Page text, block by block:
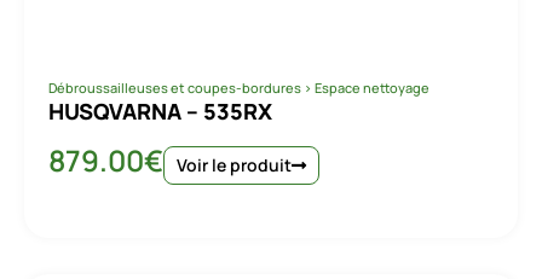
Débroussailleuses et coupes-bordures > Espace nettoyage
HUSQVARNA – 535RX
879.00€ Voir le produit